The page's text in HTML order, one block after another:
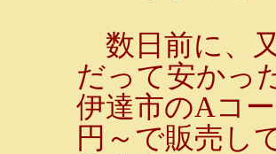
数日前に、
だって安かっ
伊達市のAコ
円～で販売し